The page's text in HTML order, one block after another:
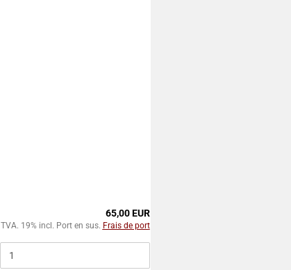
65,00 EUR
TVA. 19% incl. Port en sus. Frais de port